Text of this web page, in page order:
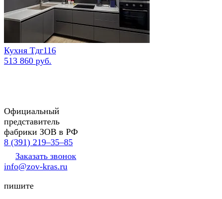
Кухня Тдг116
513 860 руб.
Официальный
представитель
фабрики ЗОВ в РФ
8 (391) 219‒35‒85
Заказать звонок
info@zov-kras.ru
пишите